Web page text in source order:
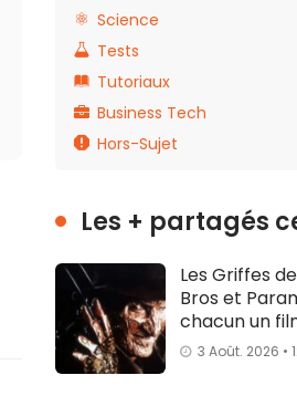
Science
Tests
Tutoriaux
Business Tech
Hors-Sujet
Les + partagés
Les Griffes
Bros et
chacun un
3 Août. 2026 •